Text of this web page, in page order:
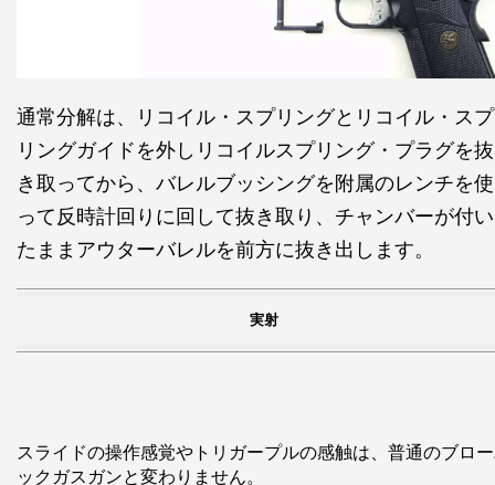
通常分解は、リコイル・スプリングとリコイル・スプ
リングガイドを外しリコイルスプリング・プラグを抜
き取ってから、バレルブッシングを附属のレンチを使
って反時計回りに回して抜き取り、チャンバーが付い
たままアウターバレルを前方に抜き出します。
実射
スライドの操作感覚やトリガープルの感触は、普通のブロ
ックガスガンと変わりません。